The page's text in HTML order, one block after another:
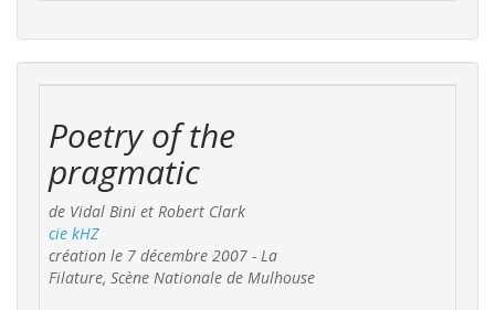
Poetry of the
pragmatic
de Vidal Bini et Robert Clark
cie kHZ
création le 7 décembre 2007 - La
Filature, Scène Nationale de Mulhouse